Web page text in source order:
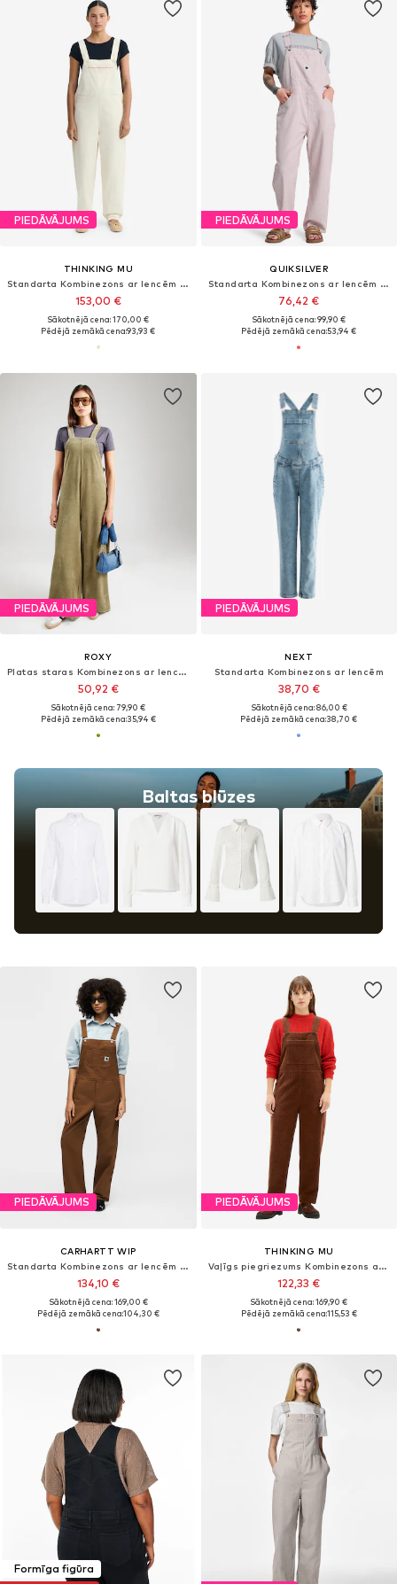
PIEDĀVĀJUMS
THINKING MU
Standarta Kombinezons ar lencēm 'LUZ'
153,00 €
Sākotnējā cena: 170,00 €
Pēdējā zemākā cena:93,93 €
PIEDĀVĀJUMS
QUIKSILVER
Standarta Kombinezons ar lencēm 'Angua Stripes'
76,42 €
Sākotnējā cena: 99,90 €
Pēdējā zemākā cena:53,94 €
PIEDĀVĀJUMS
ROXY
Platas staras Kombinezons ar lencēm 'Best Daze'
50,92 €
Sākotnējā cena: 79,90 €
Pēdējā zemākā cena:35,94 €
PIEDĀVĀJUMS
NEXT
Standarta Kombinezons ar lencēm
38,70 €
Sākotnējā cena: 86,00 €
Pēdējā zemākā cena:38,70 €
Baltas blūzes
PIEDĀVĀJUMS
CARHARTT WIP
Standarta Kombinezons ar lencēm 'Bib'
134,10 €
Sākotnējā cena: 169,00 €
Pēdējā zemākā cena:104,30 €
PIEDĀVĀJUMS
THINKING MU
Vaļīgs piegriezums Kombinezons ar lencēm 'LUZ'
122,33 €
Sākotnējā cena: 169,90 €
Pēdējā zemākā cena:115,53 €
Formīga figūra